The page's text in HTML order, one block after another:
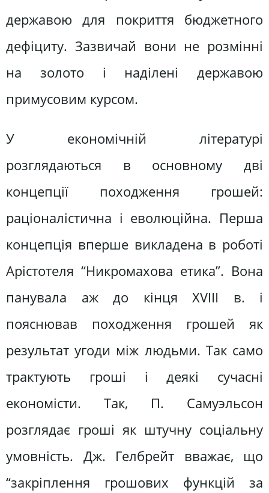
державою для покриття бюджетного
дефіциту. Зазвичай вони не розмінні
на золото і наділені державою
примусовим курсом.
У економічній літературі
розглядаються в основному дві
концепції походження грошей:
раціоналістична і еволюційна. Перша
концепція вперше викладена в роботі
Арістотеля “Никромахова етика”. Вона
панувала аж до кінця XVIII в. і
пояснював походження грошей як
результат угоди між людьми. Так само
трактують гроші і деякі сучасні
економісти. Так, П. Самуэльсон
розглядає гроші як штучну соціальну
умовність. Дж. Гелбрейт вважає, що
“закріплення грошових функцій за